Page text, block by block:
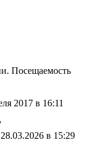
Посещаемость
2017 в 16:11
в 15:29